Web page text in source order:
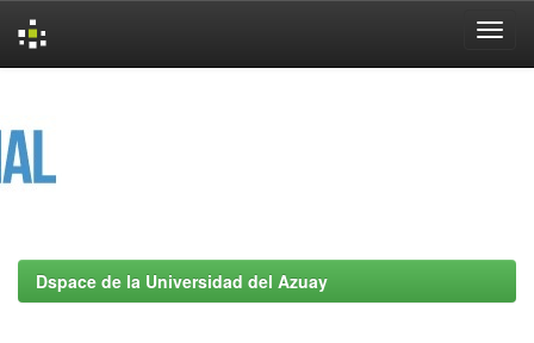
Dspace de la Universidad del Azuay